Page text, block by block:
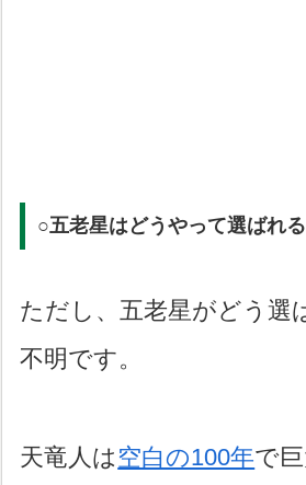
○五老星はどうやって選ばれる
ただし、五老星がどう選
不明です。
天竜人は空白の100年で